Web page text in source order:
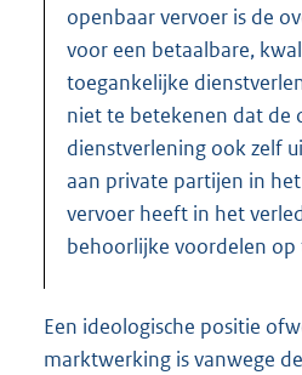
openbaar vervoer is de
voor een betaalbare,
toegankelijke
niet te betekenen dat de
dienstverlening ook zelf
aan private partijen in
vervoer heeft in het
behoorlijke voordelen op
Een ideologische positie
marktwerking is vanwege